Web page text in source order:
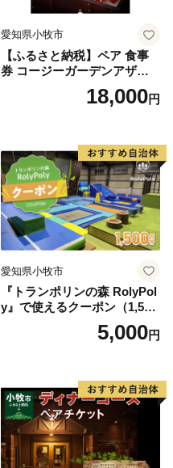
愛知県小牧市
【ふるさと納税】ペア 食事
券 コージーガーデンアザレ
ア アフタヌーン宝石箱 ホテ
ル特製 デザート 6種類 サン
ティー チケット 券 2名様分
お祝 誕生日 記念日 名鉄小牧
ホテル 愛知県 小牧市 送料無
料
18,000円
愛知県小牧市
『トランポリンの森 RolyPol
y』で使えるクーポン（1,500
5,000円